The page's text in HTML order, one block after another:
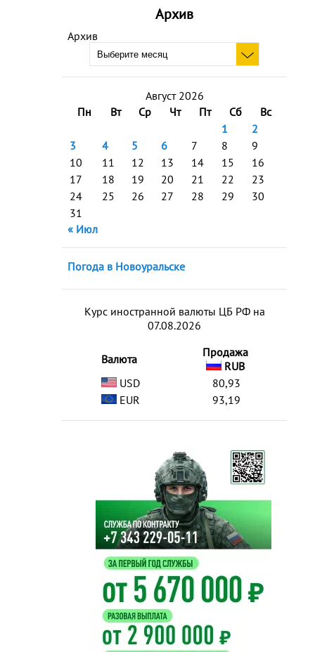
Архив
Архив
Август 2026
Пн
Вт Ср Чт Пт Сб
Вс
1
2
3
4 5 6 7 8
9
10
11 12 13 14 15
16
17
18 19 20 21 22
23
24
25 26 27 28 29
30
31
« Июл
Погода в Новоуральске
Курс иностранной валюты ЦБ РФ на
07.08.2026
Валюта
Продажа
RUB
USD
80,93
EUR
93,19